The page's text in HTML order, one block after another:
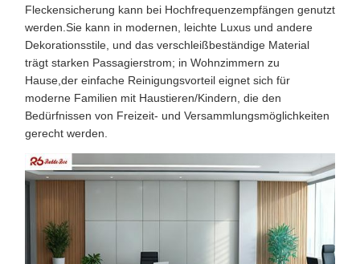
Fleckensicherung kann bei Hochfrequenzempfängen genutzt
werden.Sie kann in modernen, leichte Luxus und andere
Dekorationsstile, und das verschleißbeständige Material
trägt starken Passagierstrom; in Wohnzimmern zu
Hause,der einfache Reinigungsvorteil eignet sich für
moderne Familien mit Haustieren/Kindern, die den
Bedürfnissen von Freizeit- und Versammlungsmöglichkeiten
gerecht werden.